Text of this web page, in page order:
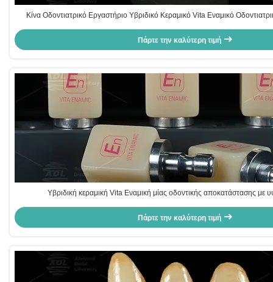
Κίνα Οδοντιατρικό Εργαστήριο Υβριδικό Κεραμικό Vita Εναμικό
Πάρτε την καλύτερη τιμή
Υβριδική κεραμική Vita Εναμική μίας οδοντικής αποκατάστασης με
Πάρτε την καλύτερη τιμή